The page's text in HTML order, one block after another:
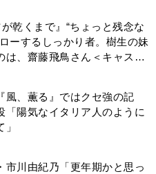
が乾くまで』“ちょっと残念な
ーするしっかり者。樹生の妹
は、齋藤飛鳥さん＜キャスト
風、薫る』ではクセ強の記
「陽気なイタリア人のように
市川由紀乃「更年期かと思っ